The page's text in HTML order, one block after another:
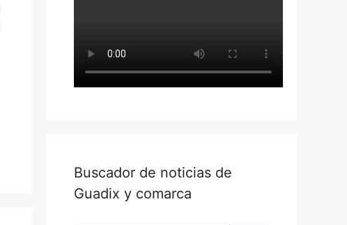
Buscador de noticias de
Guadix y comarca